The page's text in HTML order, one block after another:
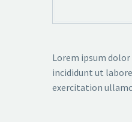
Lorem ipsum
incididunt ut
exercitation